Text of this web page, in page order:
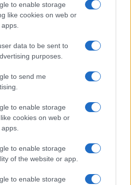
to enable storage
like cookies on web or
data to be sent to
purposes.
to send me
to enable storage
cookies on web or
to enable storage
of the website or app.
to enable storage
posizionare il divano in modo